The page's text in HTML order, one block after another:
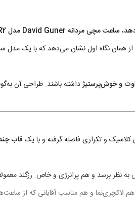
،ساعت مچی مردانه David Guner مدل DG-8307GA-R2
همان نگاه اول نشان می‌دهد که با یک مدل
و خوش‌پرستیژداشته باشند. طراحی آن
و تکراری فاصله گرفته و با یک قاب
نظر برسد و هم پرانرژی و خاص. رزگلد
و هم مناسب آقایانی که از